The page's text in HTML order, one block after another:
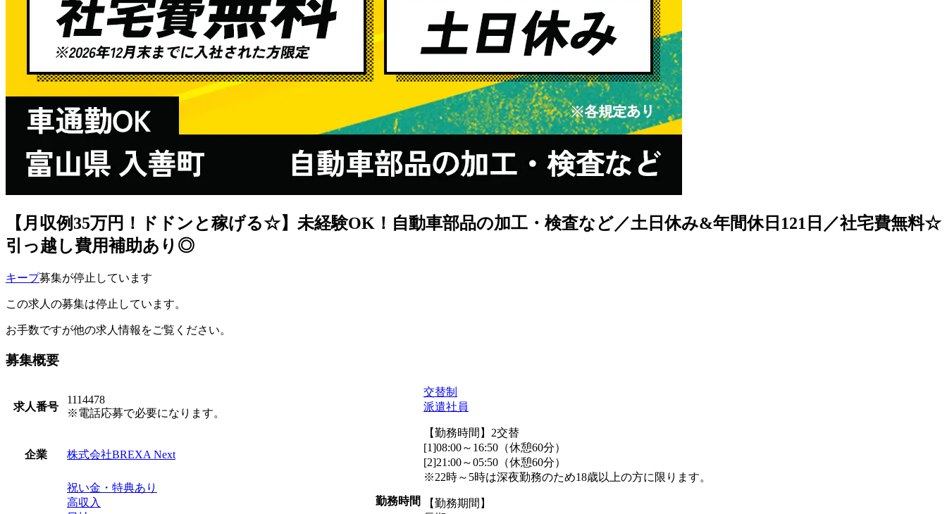
【月収例35万円！ドドンと稼げる☆】未経験OK！自動車部品の加工・検査など／土日休み&年間休日121日／社宅費無料☆
引っ越し費用補助あり◎
キープ募集が停止しています
この求人の募集は停止しています。
お手数ですが他の求人情報をご覧ください。
募集概要
求人番号
1114478
※電話応募で必要になります。
企業 株式会社BREXA Next
祝い金・特典あり
高収入
勤務時間
交替制
派遣社員
【勤務時間】2交替
[1]08:00～16:50（休憩60分）
[2]21:00～05:50（休憩60分）
※22時～5時は深夜勤務のため18歳以上の方に限ります。
【勤務期間】